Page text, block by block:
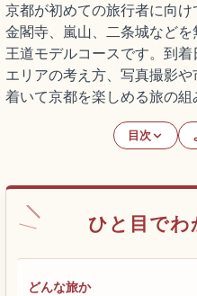
京都が初めての旅行者に向け
金閣寺、嵐山、二条城など
王道モデルコースです。到
エリアの考え方、写真撮影
着いて京都を楽しめる旅の組
目次
ひと目でわ
どんな旅か